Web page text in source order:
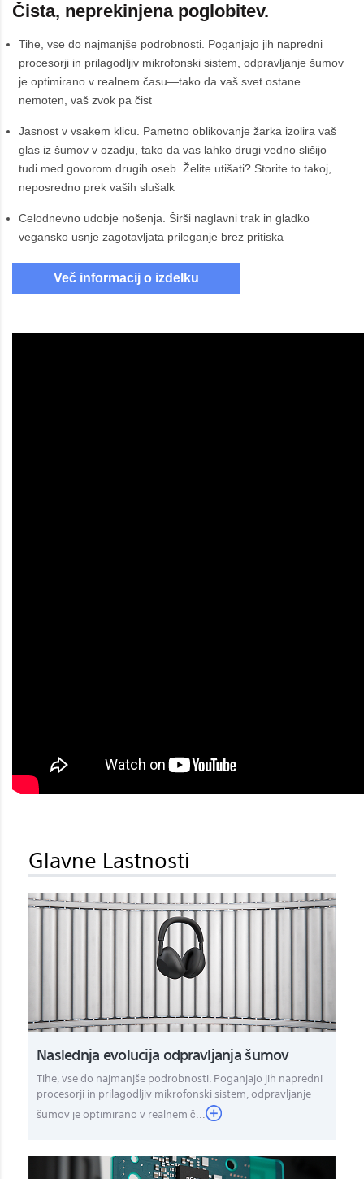
Čista, neprekinjena poglobitev.
Tihe, vse do najmanjše podrobnosti. Poganjajo jih napredni
procesorji in prilagodljiv mikrofonski sistem, odpravljanje šumov
je optimirano v realnem času—tako da vaš svet ostane
nemoten, vaš zvok pa čist
Jasnost v vsakem klicu. Pametno oblikovanje žarka izolira vaš
glas iz šumov v ozadju, tako da vas lahko drugi vedno slišijo—
tudi med govorom drugih oseb. Želite utišati? Storite to takoj,
neposredno prek vaših slušalk
Celodnevno udobje nošenja. Širši naglavni trak in gladko
vegansko usnje zagotavljata prileganje brez pritiska
Več informacij o izdelku
Glavne Lastnosti
Naslednja evolucija odpravljanja šumov
Tihe, vse do najmanjše podrobnosti. Poganjajo jih napredni
procesorji in prilagodljiv mikrofonski sistem, odpravljanje
šumov je optimirano v realnem č...